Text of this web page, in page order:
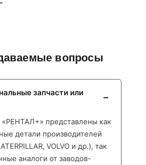
вопросы
запчасти или
«РЕНТАЛ+» представлены как
детали производителей
VOLVO и др.), так
аналоги от заводов-